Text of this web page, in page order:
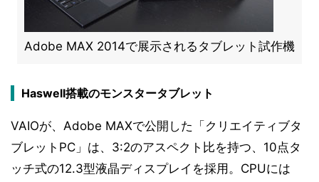
Adobe MAX 2014で展示されるタブレット試作機
Haswell搭載のモンスタータブレット
VAIOが、Adobe MAXで公開した「クリエイティブタ
ブレットPC」は、3:2のアスペクト比を持つ、10点タ
ッチ式の12.3型液晶ディスプレイを採用。CPUには